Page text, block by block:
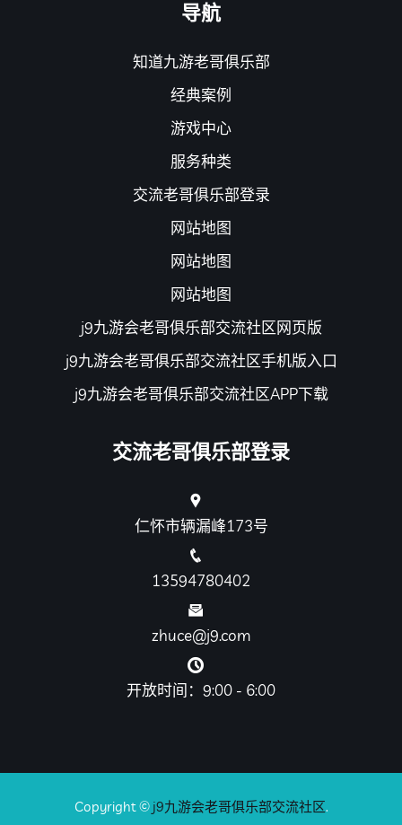
导航
知道九游老哥俱乐部
经典案例
游戏中心
服务种类
交流老哥俱乐部登录
网站地图
网站地图
网站地图
j9九游会老哥俱乐部交流社区网页版
j9九游会老哥俱乐部交流社区手机版入口
j9九游会老哥俱乐部交流社区APP下载
交流老哥俱乐部登录
仁怀市辆漏峰173号
13594780402
zhuce@j9.com
开放时间：9:00 - 6:00
Copyright © j9九游会老哥俱乐部交流社区.